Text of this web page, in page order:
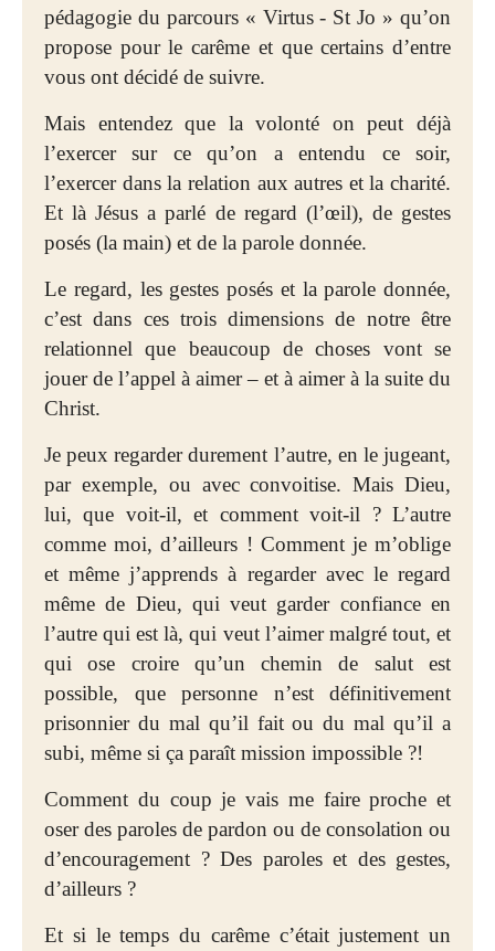
pédagogie du parcours « Virtus - St Jo » qu’on
propose pour le carême et que certains d’entre
vous ont décidé de suivre.
Mais entendez que la volonté on peut déjà
l’exercer sur ce qu’on a entendu ce soir,
l’exercer dans la relation aux autres et la charité.
Et là Jésus a parlé de regard (l’œil), de gestes
posés (la main) et de la parole donnée.
Le regard, les gestes posés et la parole donnée,
c’est dans ces trois dimensions de notre être
relationnel que beaucoup de choses vont se
jouer de l’appel à aimer – et à aimer à la suite du
Christ.
Je peux regarder durement l’autre, en le jugeant,
par exemple, ou avec convoitise. Mais Dieu,
lui, que voit-il, et comment voit-il ? L’autre
comme moi, d’ailleurs ! Comment je m’oblige
et même j’apprends à regarder avec le regard
même de Dieu, qui veut garder confiance en
l’autre qui est là, qui veut l’aimer malgré tout, et
qui ose croire qu’un chemin de salut est
possible, que personne n’est définitivement
prisonnier du mal qu’il fait ou du mal qu’il a
subi, même si ça paraît mission impossible ?!
Comment du coup je vais me faire proche et
oser des paroles de pardon ou de consolation ou
d’encouragement ? Des paroles et des gestes,
d’ailleurs ?
Et si le temps du carême c’était justement un